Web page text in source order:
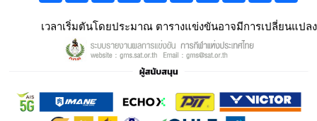
เวลาเริ่มตันโดยประมาณ ตารางแข่งขันอาจมีการเปลี่ยนแปลง